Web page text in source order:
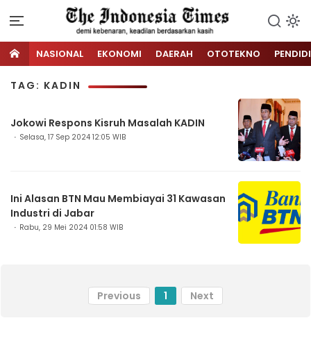
NASIONAL EKONOMI DAERAH OTOTEKNO
TAG: KADIN
Jokowi Respons Kisruh Masalah KADIN
Selasa, 17 Sep 2024 12:05 WIB
Ini Alasan BTN Mau Membiayai 31 Kawasan
Industri di Jabar
Rabu, 29 Mei 2024 01:58 WIB
Previous 1 Next